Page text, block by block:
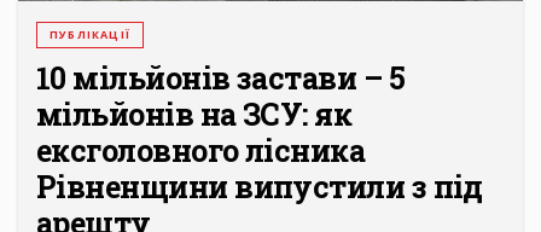
ПУБЛІКАЦІЇ
10 мільйонів застави – 5
мільйонів на ЗСУ: як
ексголовного лісника
Рівненщини випустили з під
арешту